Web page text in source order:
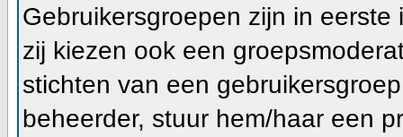
Gebruikersgroepen zijn in
zij kiezen ook een
stichten van een
beheerder, stuur hem/haar een